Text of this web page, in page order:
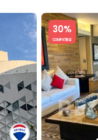
30%
COMPATIBLE
Slide 1 of 5